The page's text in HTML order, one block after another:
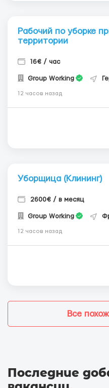
Рабочий по уборке
территории
16€ / час
Group Working
12 часов назад
Уборщица (Клининг)
2600€ / в месяц
Group Working
12 часов назад
Все
Последние